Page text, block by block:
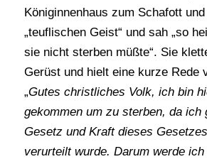
Königinnenhaus zum Schafott
„teuflischen Geist“ und sah „so
sie nicht sterben müßte“. Sie
Gerüst und hielt eine kurze Rede
„Gutes christliches Volk, ich bin
gekommen um zu sterben, da ich
Gesetz und Kraft dieses
verurteilt wurde. Darum werde